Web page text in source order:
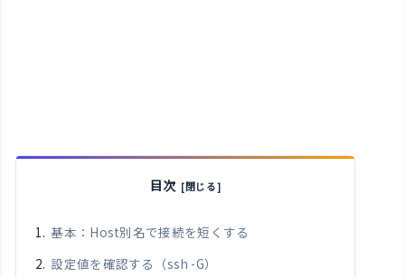
目次
基本：Host別名で接続を短くする
設定値を確認する（ssh -G）